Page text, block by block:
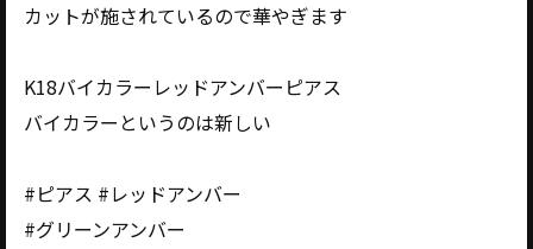
カットが施されているので華やぎます
K18バイカラーレッドアンバーピアス
バイカラーというのは新しい
#ピアス #レッドアンバー
#グリーンアンバー